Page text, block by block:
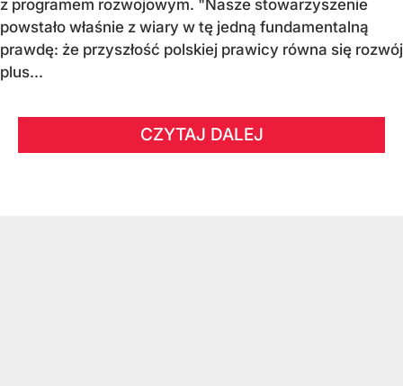
z programem rozwojowym. "Nasze stowarzyszenie
powstało właśnie z wiary w tę jedną fundamentalną
prawdę: że przyszłość polskiej prawicy równa się rozwój
plus...
CZYTAJ DALEJ